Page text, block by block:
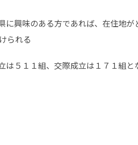
興味のある方であれば、在住地が
られる
５１１組、交際成立は１７１組と